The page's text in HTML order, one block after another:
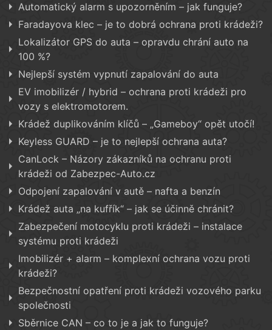
Automatický alarm s upozorněním – jak funguje?
Faradayova klec – je to dobrá ochrana proti krádeži?
Lokalizátor GPS do auta – opravdu chrání auto na
100 %?
Nejlepší systém vypnutí zapalování do auta
EV imobilizér / hybrid – ochrana proti krádeži pro
vozy s elektromotorem.
Krádež duplikováním klíčů – „Gameboy“ opět utočí!
Keyless GUARD – je to nejlepší ochrana auta?
CanLock – Názory zákazníků na ochranu proti
krádeži od Zabezpec-Auto.cz
Odpojení zapalování v autě – nafta a benzín
Krádež auta „na kufřík“ – jak se účinně chránit?
Zabezpečení motocyklu proti krádeži – instalace
systému proti krádeži
Imobilizér + alarm – komplexní ochrana vozu proti
krádeži?
Bezpečnostní opatření proti krádeži vozového parku
společnosti
Sběrnice CAN – co to je a jak to funguje?